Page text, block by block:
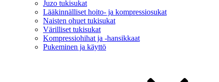
Juzo tukisukat
Lääkinnälliset hoito- ja kompressiosukat
Naisten ohuet tukisukat
Värilliset tukisukat
Kompressiohihat ja -hansikkaat
Pukeminen ja käyttö